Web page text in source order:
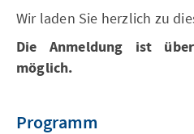
Wir laden Sie herzlich zu
Die Anmeldung ist
möglich.
Programm